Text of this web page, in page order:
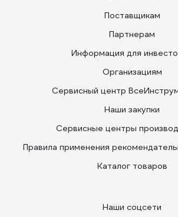
Поставщикам
Партнерам
Информация для
Организациям
Сервисный центр
Наши закупки
Сервисные центры
Правила применения
Каталог товаров
Наши соцсети